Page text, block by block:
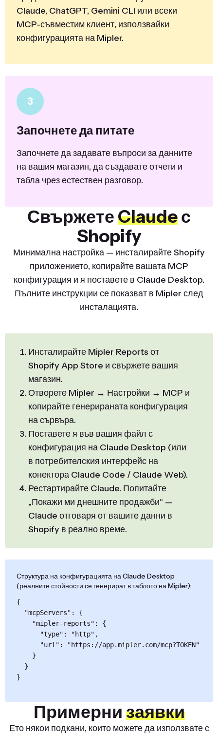
Claude, ChatGPT, Gemini CLI или всеки
MCP-съвместим клиент, използвайки
конфигурацията на Mipler.
3
Започнете да питате
Започнете да задавате въпроси за данните
на вашия магазин, да създавате отчети и
табла чрез естествен разговор.
СвържетеClaudeс
Shopify
Минимална настройка — инсталирайте Shopify
приложението, копирайте вашата MCP
конфигурация и я поставете в Claude Desktop.
Пълните инструкции се показват в Mipler след
инсталацията.
Инсталирайте Mipler Reports от
Shopify App Store и свържете вашия
магазин.
Отворете Mipler → Настройки → MCP и
копирайте генерираната конфигурация
на сървъра.
Поставете я във вашия файл с
конфигурация на Claude Desktop (или
в потребителския интерфейс на
конектора Claude Code / Claude Web).
Рестартирайте Claude. Попитайте
„Покажи ми днешните продажби“ —
Claude отговаря от вашите данни в
Shopify в реално време.
Структура на конфигурацията на Claude Desktop
(реалните стойности се генерират в таблото на Mipler):
{
}
Примерни заявки
Ето някои подкани, които можете да използвате с